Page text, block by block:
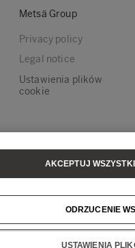
Metsä Group
Privacy policy
Legal notice
Ustawienia plików
cookie
Metsä Tissue
USTAWIENIA
ODRZUCENIE
AKCEPTUJ